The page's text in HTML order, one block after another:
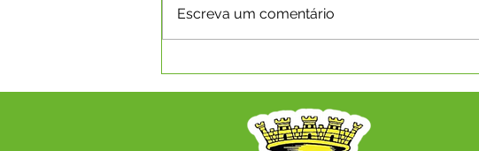
FORTALECE ENSINO NA
REDE MUNICIPAL DE
CAPIXABA
Escreva um comentário